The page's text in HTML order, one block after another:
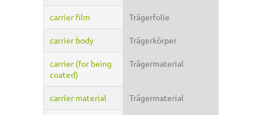
carrier film Trägerfolie
carrier body Trägerkörper
carrier (for being
coated)
Trägermaterial
carrier material Trägermaterial